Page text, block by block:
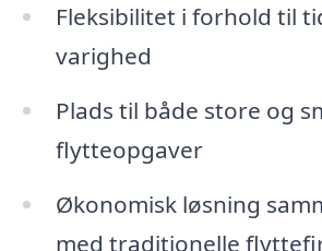
Fleksibilitet i forhold til
varighed
Plads til både store og
flytteopgaver
Økonomisk løsning
med traditionelle